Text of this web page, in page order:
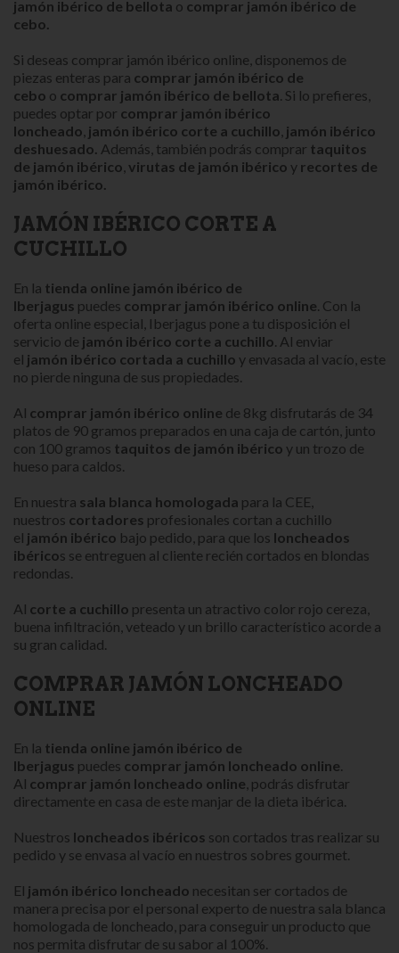
jamón ibérico de bellota o comprar jamón ibérico de
cebo.
Si deseas comprar jamón ibérico online, disponemos de
piezas enteras para comprar jamón ibérico de
cebo o comprar jamón ibérico de bellota . Si lo prefieres,
puedes optar por comprar jamón ibérico
loncheado jamón ibérico corte a cuchillo jamón ibérico
deshuesado Además, también podrás comprar taquitos
de jamón ibérico virutas de jamón ibérico y recortes de
jamón ibérico.
JAMÓN IBÉRICO CORTE A
CUCHILLO
En la tienda online jamón ibérico de
Iberjagus puedes comprar jamón ibérico online . Con la
oferta online especial, Iberjagus pone a tu disposición el
servicio de jamón ibérico corte a cuchillo . Al enviar
el jamón ibérico cortada a cuchillo y envasada al vacío, este
no pierde ninguna de sus propiedades.
Al comprar jamón ibérico online de 8kg disfrutarás de 34
platos de 90 gramos preparados en una caja de cartón, junto
con 100 gramos taquitos de jamón ibérico y un trozo de
hueso para caldos.
En nuestra sala blanca homologada para la CEE,
nuestros cortadores profesionales cortan a cuchillo
el jamón ibérico bajo pedido, para que los loncheados
ibéricos se entreguen al cliente recién cortados en blondas
redondas.
Al corte a cuchillo presenta un atractivo color rojo cereza,
buena infiltración, veteado y un brillo característico acorde a
su gran calidad.
COMPRAR JAMÓN LONCHEADO
ONLINE
En la tienda online jamón ibérico de
Iberjagus puedes comprar jamón loncheado online
Al comprar jamón loncheado online , podrás disfrutar
directamente en casa de este manjar de la dieta ibérica.
Nuestros loncheados ibéricos son cortados tras realizar su
pedido y se envasa al vacío en nuestros sobres gourmet.
El jamón ibérico loncheado necesitan ser cortados de
manera precisa por el personal experto de nuestra sala blanca
homologada de loncheado, para conseguir un producto que
nos permita disfrutar de su sabor al 100%.